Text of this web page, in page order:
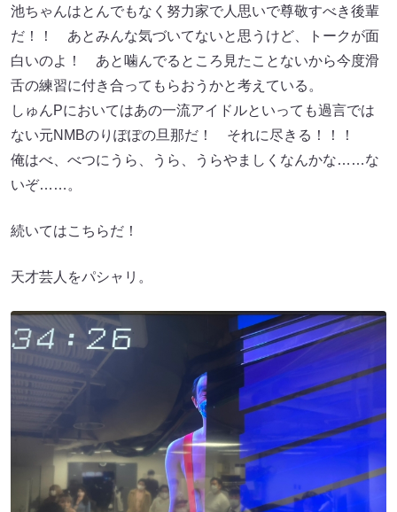
池ちゃんはとんでもなく努力家で人思いで尊敬すべき後輩
だ！！ あとみんな気づいてないと思うけど、トークが面
白いのよ！ あと噛んでるところ見たことないから今度滑
舌の練習に付き合ってもらおうかと考えている。
しゅんPにおいてはあの一流アイドルといっても過言では
ない元NMBのりぽぽの旦那だ！ それに尽きる！！！
俺はべ、べつにうら、うら、うらやましくなんかな……な
いぞ……。
続いてはこちらだ！
天才芸人をパシャリ。